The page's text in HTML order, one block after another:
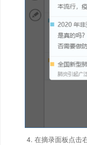
在摘录面板点击